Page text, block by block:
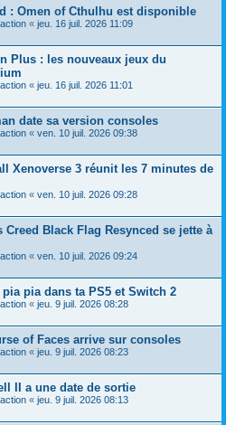
: Omen of Cthulhu est disponible
« jeu. 16 juil. 2026 11:09
Plus : les nouveaux jeux du
« jeu. 16 juil. 2026 11:01
date sa version consoles
« ven. 10 juil. 2026 09:38
Xenoverse 3 réunit les 7 minutes de
« ven. 10 juil. 2026 09:28
Creed Black Flag Resynced se jette à
« ven. 10 juil. 2026 09:24
pia dans ta PS5 et Switch 2
« jeu. 9 juil. 2026 08:28
of Faces arrive sur consoles
« jeu. 9 juil. 2026 08:23
II a une date de sortie
« jeu. 9 juil. 2026 08:13